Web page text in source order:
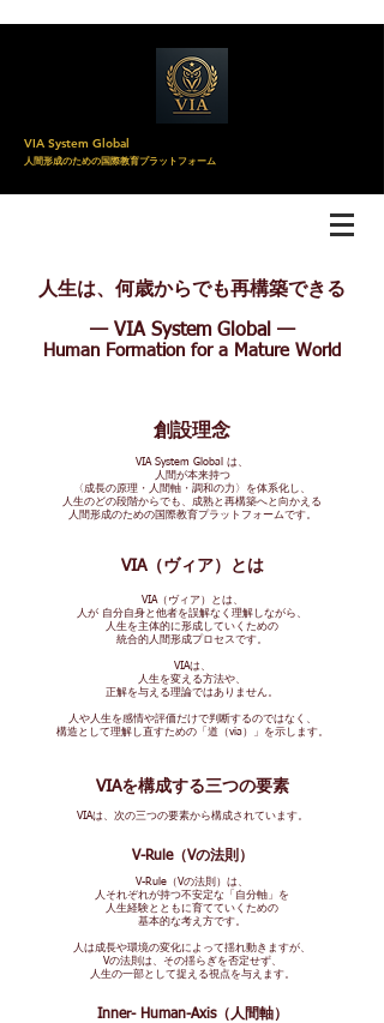
VIA System Global
人間形成のための国際教育プラットフォーム
人生は、何歳からでも再構築できる
— VIA System Global —
Human Formation for a Mature World
創設理念
VIA System Global は、
人間が本来持つ
〈成長の原理・人間軸・調和の力〉を体系化し、
人生のどの段階からでも、成熟と再構築へと向かえる
人間形成のための国際教育プラットフォームです。
VIA（ヴィア）とは
VIA（ヴィア）とは、
人が 自分自身と他者を誤解なく理解しながら、
人生を主体的に形成していくための
統合的人間形成プロセスです。
VIAは、
人生を変える方法や、
正解を与える理論ではありません。
人や人生を感情や評価だけで判断するのではなく、
構造として理解し直すための「道（via）」を示します。
VIAを構成する三つの要素
VIAは、次の三つの要素から構成されています。
V-Rule（Vの法則）
V-Rule（Vの法則）は、
人それぞれが持つ不安定な「自分軸」を
人生経験とともに育てていくための
基本的な考え方です。
人は成長や環境の変化によって揺れ動きますが、
Vの法則は、その揺らぎを否定せず、
人生の一部として捉える視点を与えます。
Inner- Human-Axis（人間軸）